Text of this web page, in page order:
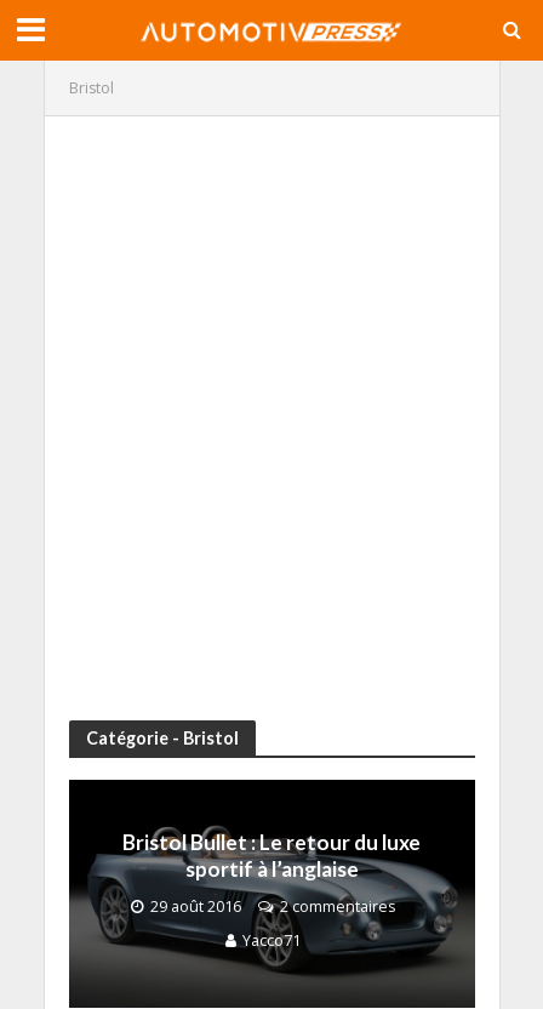
Bristol
Catégorie - Bristol
Bristol Bullet : Le retour du luxe
sportif à l’anglaise
29 août 2016
2 commentaires
Yacco71